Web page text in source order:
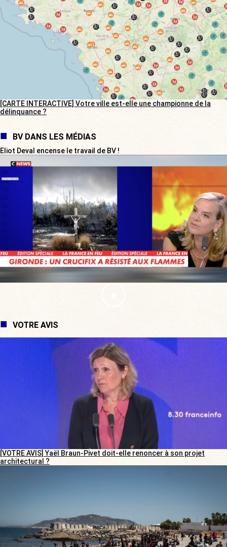
[CARTE INTERACTIVE] Votre ville est-elle une championne de la
délinquance ?
BV DANS LES MÉDIAS
Eliot Deval encense le travail de BV !
VOTRE AVIS
[VOTRE AVIS] Yaël Braun-Pivet doit-elle renoncer à son projet
architectural ?